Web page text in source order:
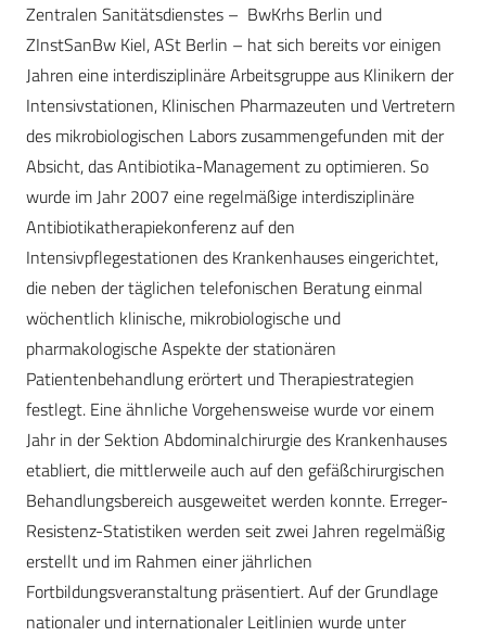
Zentralen Sanitätsdienstes – BwKrhs Berlin und
ZInstSanBw Kiel, ASt Berlin – hat sich bereits vor einigen
Jahren eine interdisziplinäre Arbeitsgruppe aus Klinikern der
Intensivstationen, Klinischen Pharmazeuten und Vertretern
des mikrobiologischen Labors zusammengefunden mit der
Absicht, das Antibiotika-Management zu optimieren. So
wurde im Jahr 2007 eine regelmäßige interdisziplinäre
Antibiotikatherapiekonferenz auf den
Intensivpflegestationen des Krankenhauses eingerichtet,
die neben der täglichen telefonischen Beratung einmal
wöchentlich klinische, mikrobiologische und
pharmakologische Aspekte der stationären
Patientenbehandlung erörtert und Therapiestrategien
festlegt. Eine ähnliche Vorgehensweise wurde vor einem
Jahr in der Sektion Abdominalchirurgie des Krankenhauses
etabliert, die mittlerweile auch auf den gefäßchirurgischen
Behandlungsbereich ausgeweitet werden konnte. Erreger-
Resistenz-Statistiken werden seit zwei Jahren regelmäßig
erstellt und im Rahmen einer jährlichen
Fortbildungsveranstaltung präsentiert. Auf der Grundlage
nationaler und internationaler Leitlinien wurde unter